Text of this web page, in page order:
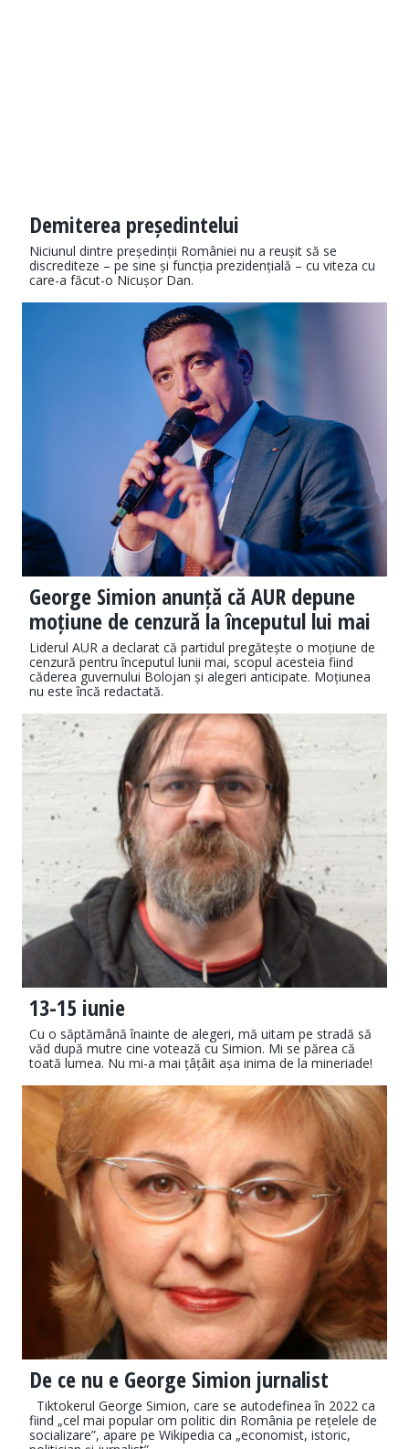
Demiterea președintelui
Niciunul dintre președinții României nu a reușit să se
discrediteze – pe sine și funcția prezidențială – cu viteza cu
care-a făcut-o Nicușor Dan.
George Simion anunță că AUR depune
moțiune de cenzură la începutul lui mai
Liderul AUR a declarat că partidul pregătește o moțiune de
cenzură pentru începutul lunii mai, scopul acesteia fiind
căderea guvernului Bolojan și alegeri anticipate. Moțiunea
nu este încă redactată.
13-15 iunie
Cu o săptămână înainte de alegeri, mă uitam pe stradă să
văd după mutre cine votează cu Simion. Mi se părea că
toată lumea. Nu mi-a mai țâțâit așa inima de la mineriade!
De ce nu e George Simion jurnalist
Tiktokerul George Simion, care se autodefinea în 2022 ca
fiind „cel mai popular om politic din România pe rețelele de
socializare”, apare pe Wikipedia ca „economist, istoric,